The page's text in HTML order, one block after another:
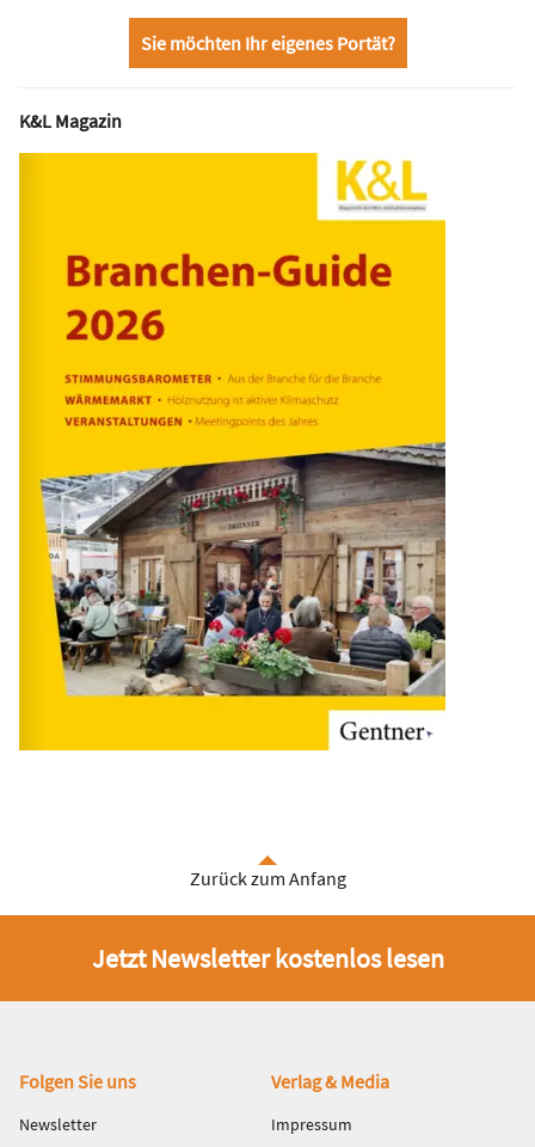
Sie möchten Ihr eigenes Portät?
K&L Magazin
Zurück zum Anfang
Jetzt Newsletter kostenlos lesen
Fußbereich
Folgen Sie uns
Newsletter
Verlag & Media
Impressum